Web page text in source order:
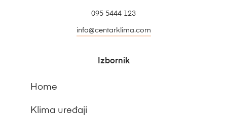
095 5444 123
info@centarklima.com
Izbornik
Home
Klima uređaji